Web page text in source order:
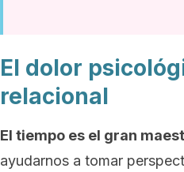
El dolor
relacional
El tiempo es el gran
ayudarnos a tomar